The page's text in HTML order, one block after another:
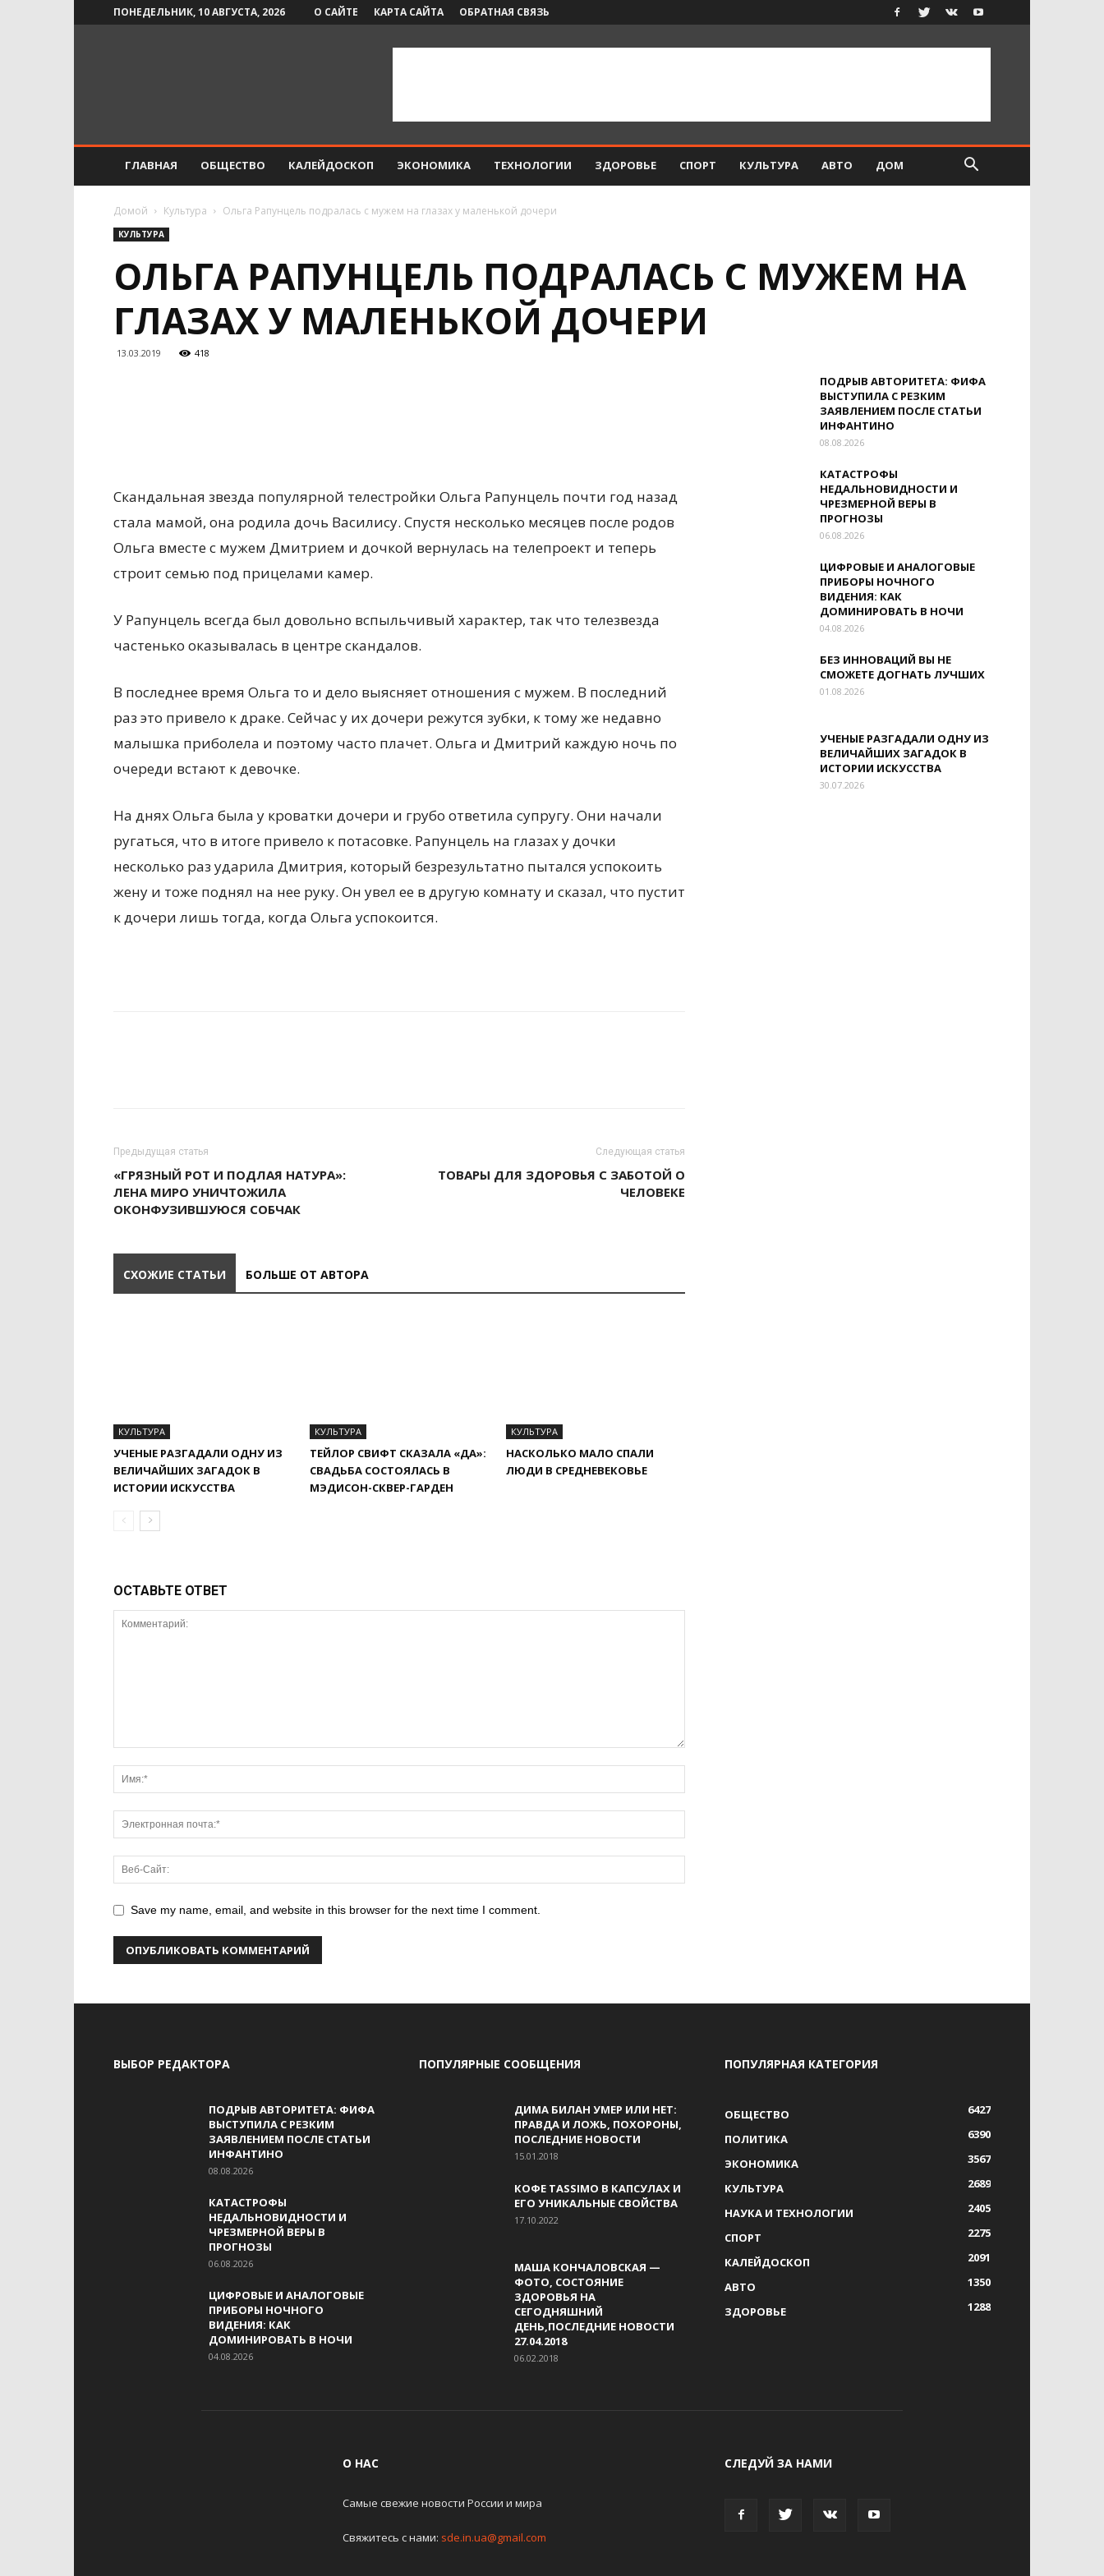
ПОНЕДЕЛЬНИК, 10 АВГУСТА, 2026 О САЙТЕ КАРТА САЙТА ОБРАТНАЯ СВЯЗЬ
ГЛАВНАЯ ОБЩЕСТВО КАЛЕЙДОСКОП ЭКОНОМИКА ТЕХНОЛОГИИ ЗДОРОВЬЕ СПОРТ КУЛЬТУРА АВТО ДОМ
Домой Культура Ольга Рапунцель подралась с мужем на глазах у маленькой дочери
КУЛЬТУРА
ОЛЬГА РАПУНЦЕЛЬ ПОДРАЛАСЬ С МУЖЕМ НА
ГЛАЗАХ У МАЛЕНЬКОЙ ДОЧЕРИ
13.03.2019 418
Скандальная звезда популярной телестройки Ольга Рапунцель почти год назад
стала мамой, она родила дочь Василису. Спустя несколько месяцев после родов
Ольга вместе с мужем Дмитрием и дочкой вернулась на телепроект и теперь
строит семью под прицелами камер.
У Рапунцель всегда был довольно вспыльчивый характер, так что телезвезда
частенько оказывалась в центре скандалов.
В последнее время Ольга то и дело выясняет отношения с мужем. В последний
раз это привело к драке. Сейчас у их дочери режутся зубки, к тому же недавно
малышка приболела и поэтому часто плачет. Ольга и Дмитрий каждую ночь по
очереди встают к девочке.
На днях Ольга была у кроватки дочери и грубо ответила супругу. Они начали
ругаться, что в итоге привело к потасовке. Рапунцель на глазах у дочки
несколько раз ударила Дмитрия, который безрезультатно пытался успокоить
жену и тоже поднял на нее руку. Он увел ее в другую комнату и сказал, что пустит
к дочери лишь тогда, когда Ольга успокоится.
Предыдущая статья
«ГРЯЗНЫЙ РОТ И ПОДЛАЯ НАТУРА»:
ЛЕНА МИРО УНИЧТОЖИЛА
ОКОНФУЗИВШУЮСЯ СОБЧАК
Следующая статья
ТОВАРЫ ДЛЯ ЗДОРОВЬЯ С ЗАБОТОЙ О
ЧЕЛОВЕКЕ
СХОЖИЕ СТАТЬИ БОЛЬШЕ ОТ АВТОРА
КУЛЬТУРА
УЧЕНЫЕ РАЗГАДАЛИ ОДНУ ИЗ
ВЕЛИЧАЙШИХ ЗАГАДОК В
ИСТОРИИ ИСКУССТВА
КУЛЬТУРА
ТЕЙЛОР СВИФТ СКАЗАЛА «ДА»:
СВАДЬБА СОСТОЯЛАСЬ В
МЭДИСОН-СКВЕР-ГАРДЕН
КУЛЬТУРА
НАСКОЛЬКО МАЛО СПАЛИ
ЛЮДИ В СРЕДНЕВЕКОВЬЕ
ОСТАВЬТЕ ОТВЕТ
Save my name, email, and website in this browser for the next time I comment.
ПОДРЫВ АВТОРИТЕТА: ФИФА
ВЫСТУПИЛА С РЕЗКИМ
ЗАЯВЛЕНИЕМ ПОСЛЕ СТАТЬИ
ИНФАНТИНО
08.08.2026
КАТАСТРОФЫ
НЕДАЛЬНОВИДНОСТИ И
ЧРЕЗМЕРНОЙ ВЕРЫ В
ПРОГНОЗЫ
06.08.2026
ЦИФРОВЫЕ И АНАЛОГОВЫЕ
ПРИБОРЫ НОЧНОГО
ВИДЕНИЯ: КАК
ДОМИНИРОВАТЬ В НОЧИ
04.08.2026
БЕЗ ИННОВАЦИЙ ВЫ НЕ
СМОЖЕТЕ ДОГНАТЬ ЛУЧШИХ
01.08.2026
УЧЕНЫЕ РАЗГАДАЛИ ОДНУ ИЗ
ВЕЛИЧАЙШИХ ЗАГАДОК В
ИСТОРИИ ИСКУССТВА
30.07.2026
ВЫБОР РЕДАКТОРА
ПОДРЫВ АВТОРИТЕТА: ФИФА
ВЫСТУПИЛА С РЕЗКИМ
ЗАЯВЛЕНИЕМ ПОСЛЕ СТАТЬИ
ИНФАНТИНО
08.08.2026
КАТАСТРОФЫ
НЕДАЛЬНОВИДНОСТИ И
ЧРЕЗМЕРНОЙ ВЕРЫ В
ПРОГНОЗЫ
06.08.2026
ЦИФРОВЫЕ И АНАЛОГОВЫЕ
ПРИБОРЫ НОЧНОГО
ВИДЕНИЯ: КАК
ДОМИНИРОВАТЬ В НОЧИ
04.08.2026
ПОПУЛЯРНЫЕ СООБЩЕНИЯ
ДИМА БИЛАН УМЕР ИЛИ НЕТ:
ПРАВДА И ЛОЖЬ, ПОХОРОНЫ,
ПОСЛЕДНИЕ НОВОСТИ
15.01.2018
КОФЕ TASSIMO В КАПСУЛАХ И
ЕГО УНИКАЛЬНЫЕ СВОЙСТВА
17.10.2022
МАША КОНЧАЛОВСКАЯ —
ФОТО, СОСТОЯНИЕ
ЗДОРОВЬЯ НА
СЕГОДНЯШНИЙ
ДЕНЬ,ПОСЛЕДНИЕ НОВОСТИ
27.04.2018
06.02.2018
ПОПУЛЯРНАЯ КАТЕГОРИЯ
ОБЩЕСТВО
6427
ПОЛИТИКА
6390
ЭКОНОМИКА
3567
КУЛЬТУРА
2689
НАУКА И ТЕХНОЛОГИИ
2405
СПОРТ
2275
КАЛЕЙДОСКОП
2091
АВТО
1350
ЗДОРОВЬЕ
1288
О НАС
Самые свежие новости России и мира
Свяжитесь с нами: sde.in.ua@gmail.com
СЛЕДУЙ ЗА НАМИ